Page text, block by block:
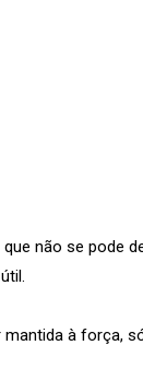
não se pode
à força,